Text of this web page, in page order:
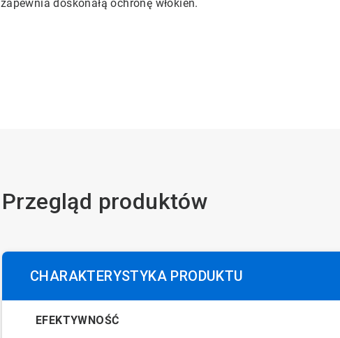
zapewnia doskonałą ochronę włókien.
Przegląd produktów
CHARAKTERYSTYKA PRODUKTU
EFEKTYWNOŚĆ